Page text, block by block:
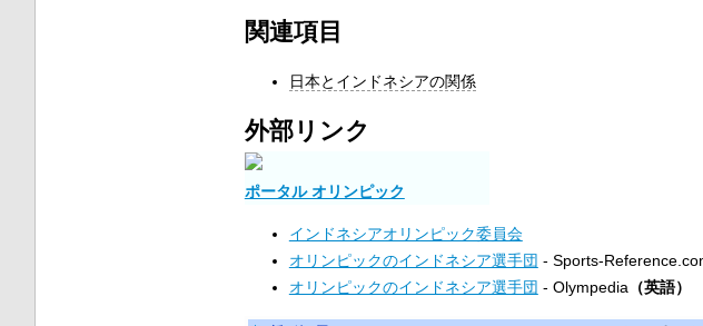
関連項目
日本とインドネシアの関係
外部リンク
ポータル オリンピック
インドネシアオリンピック委員会
オリンピックのインドネシア選手団 - Sports-
オリンピックのインドネシア選手団 - Olympedia （英語）